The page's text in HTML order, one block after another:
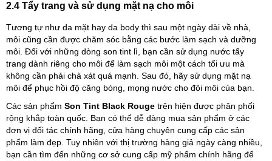
2.4 Tẩy trang và sử dụng mặt nạ cho môi
Tương tự như da mặt hay da body thì sau một ngày dài về nhà,
môi cũng cần được chăm sóc bằng các bước làm sạch và dưỡng
môi. Đối với những dòng son tint lì, bạn cần sử dụng nước tẩy
trang dành riêng cho môi để làm sạch môi một cách tối ưu mà
không cần phải chà xát quá mạnh. Sau đó, hãy sử dụng mặt nạ
môi để phục hồi độ căng bóng, mọng nước cho đôi môi của bạn.
Các sản phẩm Son Tint Black Rouge trên hiện được phân phối
rộng khắp toàn quốc. Bạn có thể dễ dàng mua sản phẩm ở các
đơn vị đối tác chính hãng, cửa hàng chuyên cung cấp các sản
phẩm làm đẹp. Tuy nhiên với thị trường hàng giả ngày càng nhiều,
bạn cần tìm đến những cơ sở cung cấp mỹ phẩm chính hãng để